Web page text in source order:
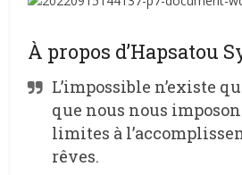
À propos d’Hapsatou
L’impossible n’existe
que nous nous
limites à
rêves.